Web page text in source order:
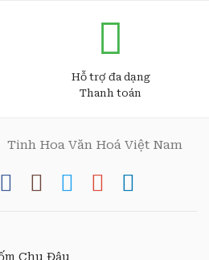
Hỗ trợ đa dạng
Thanh toán
Tinh Hoa Văn Hoá Việt Nam
Chu Đậu